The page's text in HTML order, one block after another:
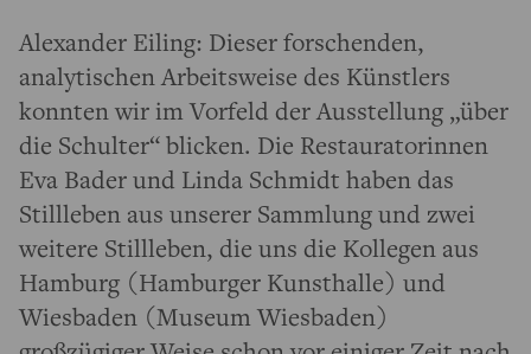
Alexander Eiling: Dieser forschenden,
analytischen Arbeitsweise des Künstlers
konnten wir im Vorfeld der Ausstellung „über
die Schulter“ blicken. Die Restauratorinnen
Eva Bader und Linda Schmidt haben das
Stillleben aus unserer Sammlung und zwei
weitere Stillleben, die uns die Kollegen aus
Hamburg (Hamburger Kunsthalle) und
Wiesbaden (Museum Wiesbaden)